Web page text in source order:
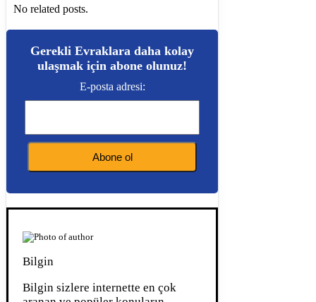
No related posts.
Gerekli Evraklara daha kolay
ulaşmak için abone olunuz!
E-posta adresi:
Bilgin
Bilgin sizlere internette en çok